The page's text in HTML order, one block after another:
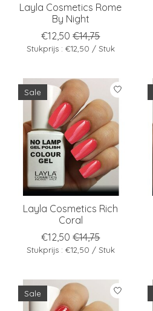
Layla Cosmetics Rome
By Night
€12,50 €14,75
Stukprijs : €12,50 / Stuk
Sale
Layla Cosmetics Rich
Coral
€12,50 €14,75
Stukprijs : €12,50 / Stuk
Sale